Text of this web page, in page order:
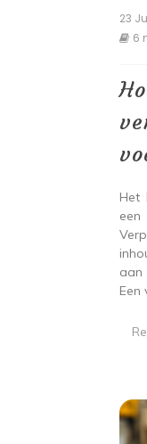
23
6
Het
aan
Een